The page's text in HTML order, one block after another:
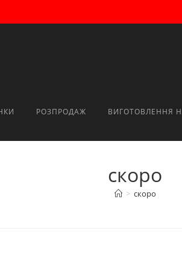
РОЗПРОДАЖ ВИГОТОВЛЕННЯ
скоро
> скоро